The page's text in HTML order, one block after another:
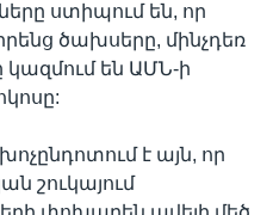
ստիպում են, որ
ծախսերը, մինչդեռ
են ԱՄՆ-ի
է այն, որ
շուկայում